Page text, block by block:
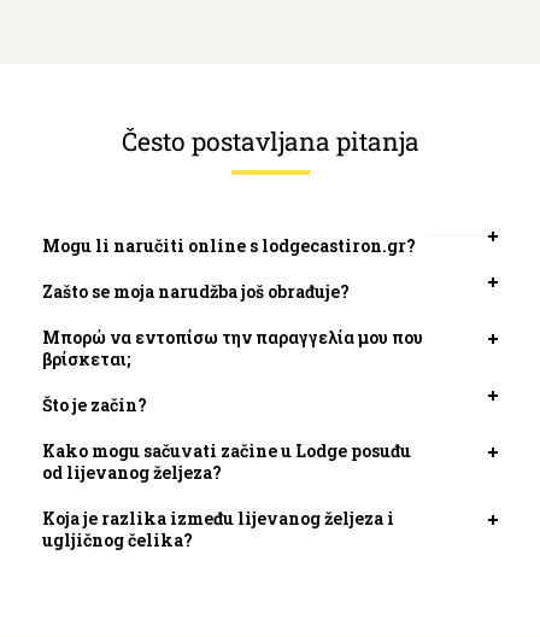
Često postavljana pitanja
Mogu li naručiti online s lodgecastiron.gr?
karticu
Zašto se moja narudžba još obrađuje?
karticu
Μπορώ να εντοπίσω την παραγγελία μου που
βρίσκεται;
karticu
Što je začin?
karticu
Kako mogu sačuvati začine u Lodge posuđu
od lijevanog željeza?
Koja je razlika između lijevanog željeza i
ugljičnog čelika?